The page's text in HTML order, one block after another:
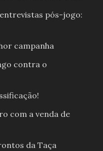
pós-jogo:
campanha
contra o
com a venda de
da Taça